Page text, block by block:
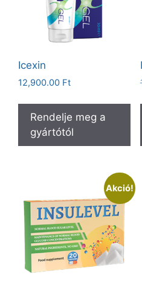
Icexin
12,900.00 Ft
Rendelje meg a
gyártótól
Akció!